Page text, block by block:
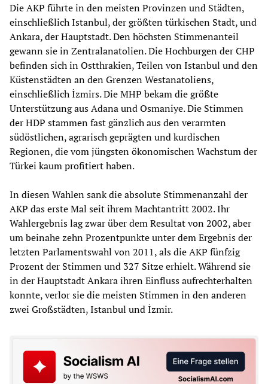
Die AKP führte in den meisten Provinzen und Städten,
einschließlich Istanbul, der größten türkischen Stadt, und
Ankara, der Hauptstadt. Den höchsten Stimmenanteil
gewann sie in Zentralanatolien. Die Hochburgen der CHP
befinden sich in Ostthrakien, Teilen von Istanbul und den
Küstenstädten an den Grenzen Westanatoliens,
einschließlich İzmirs. Die MHP bekam die größte
Unterstützung aus Adana und Osmaniye. Die Stimmen
der HDP stammen fast gänzlich aus den verarmten
südöstlichen, agrarisch geprägten und kurdischen
Regionen, die vom jüngsten ökonomischen Wachstum der
Türkei kaum profitiert haben.
In diesen Wahlen sank die absolute Stimmenanzahl der
AKP das erste Mal seit ihrem Machtantritt 2002. Ihr
Wahlergebnis lag zwar über dem Resultat von 2002, aber
um beinahe zehn Prozentpunkte unter dem Ergebnis der
letzten Parlamentswahl von 2011, als die AKP fünfzig
Prozent der Stimmen und 327 Sitze erhielt. Während sie
in der Hauptstadt Ankara ihren Einfluss aufrechterhalten
konnte, verlor sie die meisten Stimmen in den anderen
zwei Großstädten, Istanbul und İzmir.